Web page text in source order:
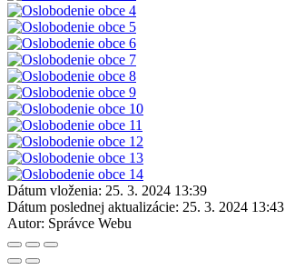
Dátum vloženia: 25. 3. 2024 13:39
Dátum poslednej aktualizácie: 25. 3. 2024 13:43
Autor: Správce Webu